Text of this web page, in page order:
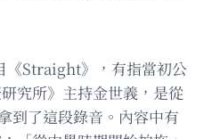
《Straight》，有指當初公
究所》主持金世義，是從
到了這段錄音。內容中有